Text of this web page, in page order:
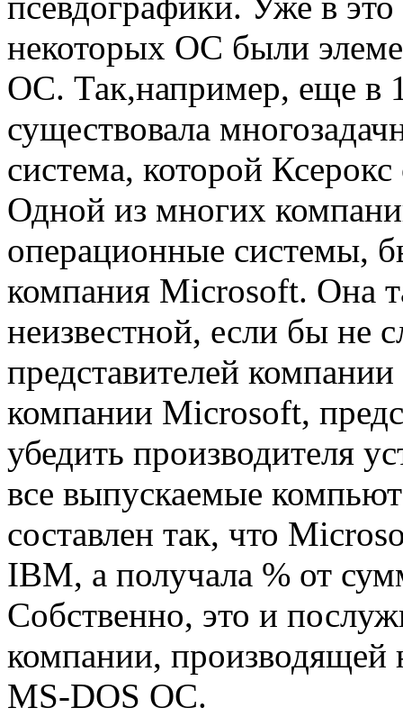
некоторых ОС были
ОС. Так,например, еще в
существовала
система, которой
Одной из многих
операционные системы,
компания Microsoft. Она
неизвестной, если бы не
представителей
компании Microsoft,
убедить производителя
все выпускаемые
составлен так, что
IBM, а получала % от
Собственно, это и
компании,
MS-DOS ОС.